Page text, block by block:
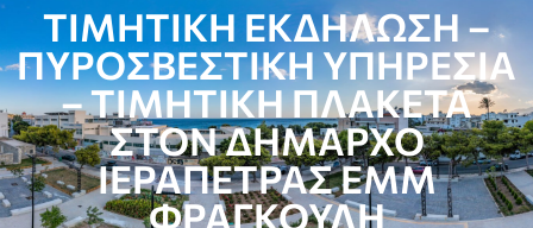
ΤΙΜΗΤΙΚΗ ΕΚΔΗΛΩΣΗ –
ΠΥΡΟΣΒΕΣΤΙΚΗ ΥΠΗΡΕΣΙΑ
– ΤΙΜΗΤΙΚΗ ΠΛΑΚΕΤΑ
ΣΤΟΝ ΔΗΜΑΡΧΟ
ΙΕΡΑΠΕΤΡΑΣ ΕΜΜ
ΦΡΑΓΚΟΥΛΗ